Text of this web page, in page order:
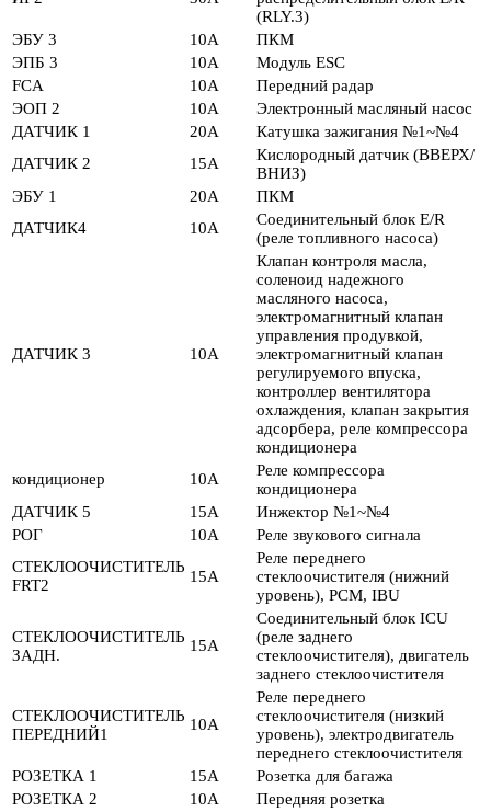
(RLY.3)
ЭБУ 3
10А
ПКМ
ЭПБ 3
10А
Модуль ESC
FCA
10А
Передний радар
ЭОП 2
10А
Электронный масляный насос
ДАТЧИК 1
20А
Катушка зажигания №1~№4
ДАТЧИК 2
15А
Кислородный датчик (ВВЕРХ/
ВНИЗ)
ЭБУ 1
20А
ПКМ
ДАТЧИК4
10А
Соединительный блок E/R
(реле топливного насоса)
ДАТЧИК 3 10А
Клапан контроля масла,
соленоид надежного
масляного насоса,
электромагнитный клапан
управления продувкой,
электромагнитный клапан
регулируемого впуска,
контроллер вентилятора
охлаждения, клапан закрытия
адсорбера, реле компрессора
кондиционера
кондиционер
10А
Реле компрессора
кондиционера
ДАТЧИК 5
15А
Инжектор №1~№4
РОГ
10А
Реле звукового сигнала
СТЕКЛООЧИСТИТЕЛЬ
FRT2
15А
Реле переднего
стеклоочистителя (нижний
уровень), PCM, IBU
СТЕКЛООЧИСТИТЕЛЬ
ЗАДН.
15А
Соединительный блок ICU
(реле заднего
стеклоочистителя), двигатель
заднего стеклоочистителя
СТЕКЛООЧИСТИТЕЛЬ
ПЕРЕДНИЙ1
10А
Реле переднего
стеклоочистителя (низкий
уровень), электродвигатель
переднего стеклоочистителя
РОЗЕТКА 1
15А
Розетка для багажа
РОЗЕТКА 2
10А Передняя розетка